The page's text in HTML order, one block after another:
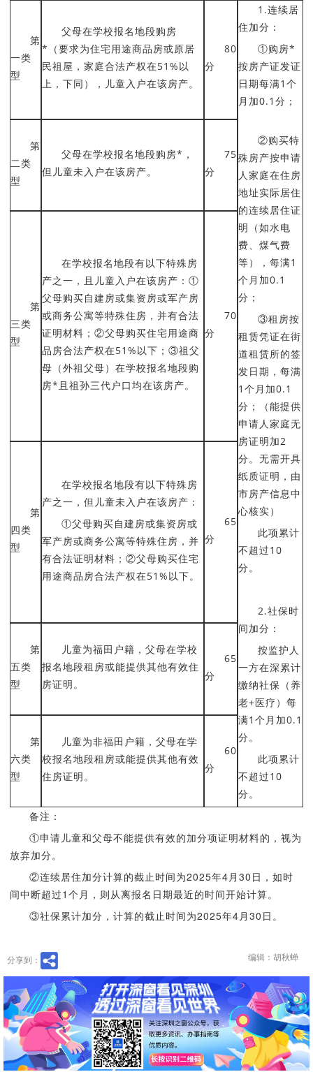
第
一类
型
父母在学校报名地段购房
*（要求为住宅用途商品房或原居
民祖屋，家庭合法产权在51%以
上，下同），儿童入户在该房产。
80
分
1.连续居
住加分：
①购房*
按房产证发证
日期每满1个
月加0.1分；
②购买特
殊房产按申请
人家庭在住房
地址实际居住
的连续居住证
明（如水电
费、煤气费
等），每满1
个月加0.1
分；
③租房按
租赁凭证在街
道租赁所的签
发日期，每满
1个月加0.1
分；（能提供
申请人家庭无
房证明加2
分。无需开具
纸质证明，由
市房产信息中
心核实）
此项累计
不超过10
分。
2.社保时
间加分：
按监护人
一方在深累计
缴纳社保（养
老+医疗）每
满1个月加0.1
分。
此项累计
不超过10
分。
第
二类
型
父母在学校报名地段购房*，
但儿童未入户在该房产。
75
分
第
三类
型
在学校报名地段有以下特殊房
产之一，且儿童入户在该房产：①
父母购买自建房或集资房或军产房
或商务公寓等特殊住房，并有合法
证明材料；②父母购买住宅用途商
品房合法产权在51%以下；③祖父
母（外祖父母）在学校报名地段购
房*且祖孙三代户口均在该房产。
70
分
第
四类
型
在学校报名地段有以下特殊房
产之一，但儿童未入户在该房产：
①父母购买自建房或集资房或
军产房或商务公寓等特殊住房，并
有合法证明材料；②父母购买住宅
用途商品房合法产权在51%以下。
65
分
第
五类
型
儿童为福田户籍，父母在学校
报名地段租房或能提供其他有效住
房证明。
65
分
第
六类
型
儿童为非福田户籍，父母在学
校报名地段租房或能提供其他有效
住房证明。
60
分
备注：
①申请儿童和父母不能提供有效的加分项证明材料的，视为
放弃加分。
②连续居住加分计算的截止时间为2025年4月30日，如时
间中断超过1个月，则从离报名日期最近的时间开始计算。
③社保累计加分，计算的截止时间为2025年4月30日。
分享到： 编辑：胡秋蝉